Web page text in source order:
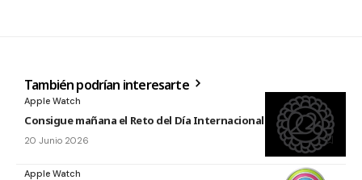
También podrían interesarte
Apple Watch
Consigue mañana el Reto del Día Internacional del Yoga 2026
20 Junio 2026
Apple Watch